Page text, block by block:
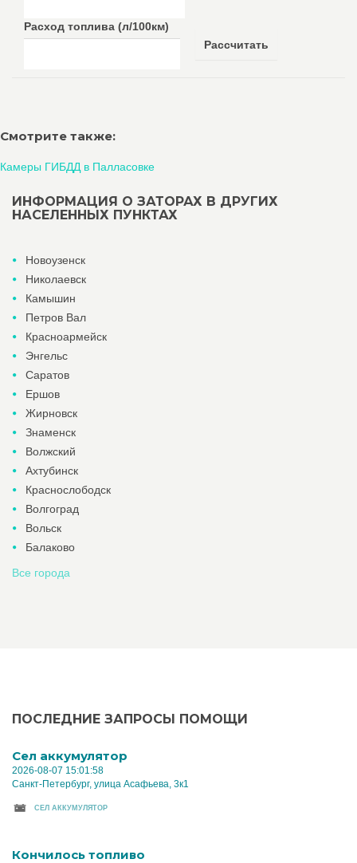
Расход топлива (л/100км)
Рассчитать
Смотрите также:
Камеры ГИБДД в Палласовке
ИНФОРМАЦИЯ О ЗАТОРАХ В ДРУГИХ
НАСЕЛЕННЫХ ПУНКТАХ
Новоузенск
Николаевск
Камышин
Петров Вал
Красноармейск
Энгельс
Саратов
Ершов
Жирновск
Знаменск
Волжский
Ахтубинск
Краснослободск
Волгоград
Вольск
Балаково
Все города
ПОСЛЕДНИЕ ЗАПРОСЫ ПОМОЩИ
Cел аккумулятор
2026-08-07 15:01:58
Санкт-Петербург, улица Асафьева, 3к1
CЕЛ АККУМУЛЯТОР
Кончилось топливо